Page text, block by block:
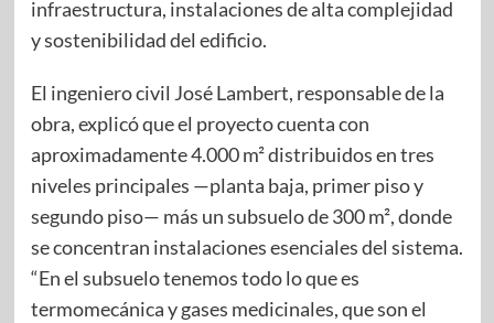
infraestructura, instalaciones de alta complejidad
y sostenibilidad del edificio.
El ingeniero civil José Lambert, responsable de la
obra, explicó que el proyecto cuenta con
aproximadamente 4.000 m² distribuidos en tres
niveles principales —planta baja, primer piso y
segundo piso— más un subsuelo de 300 m², donde
se concentran instalaciones esenciales del sistema.
“En el subsuelo tenemos todo lo que es
termomecánica y gases medicinales, que son el